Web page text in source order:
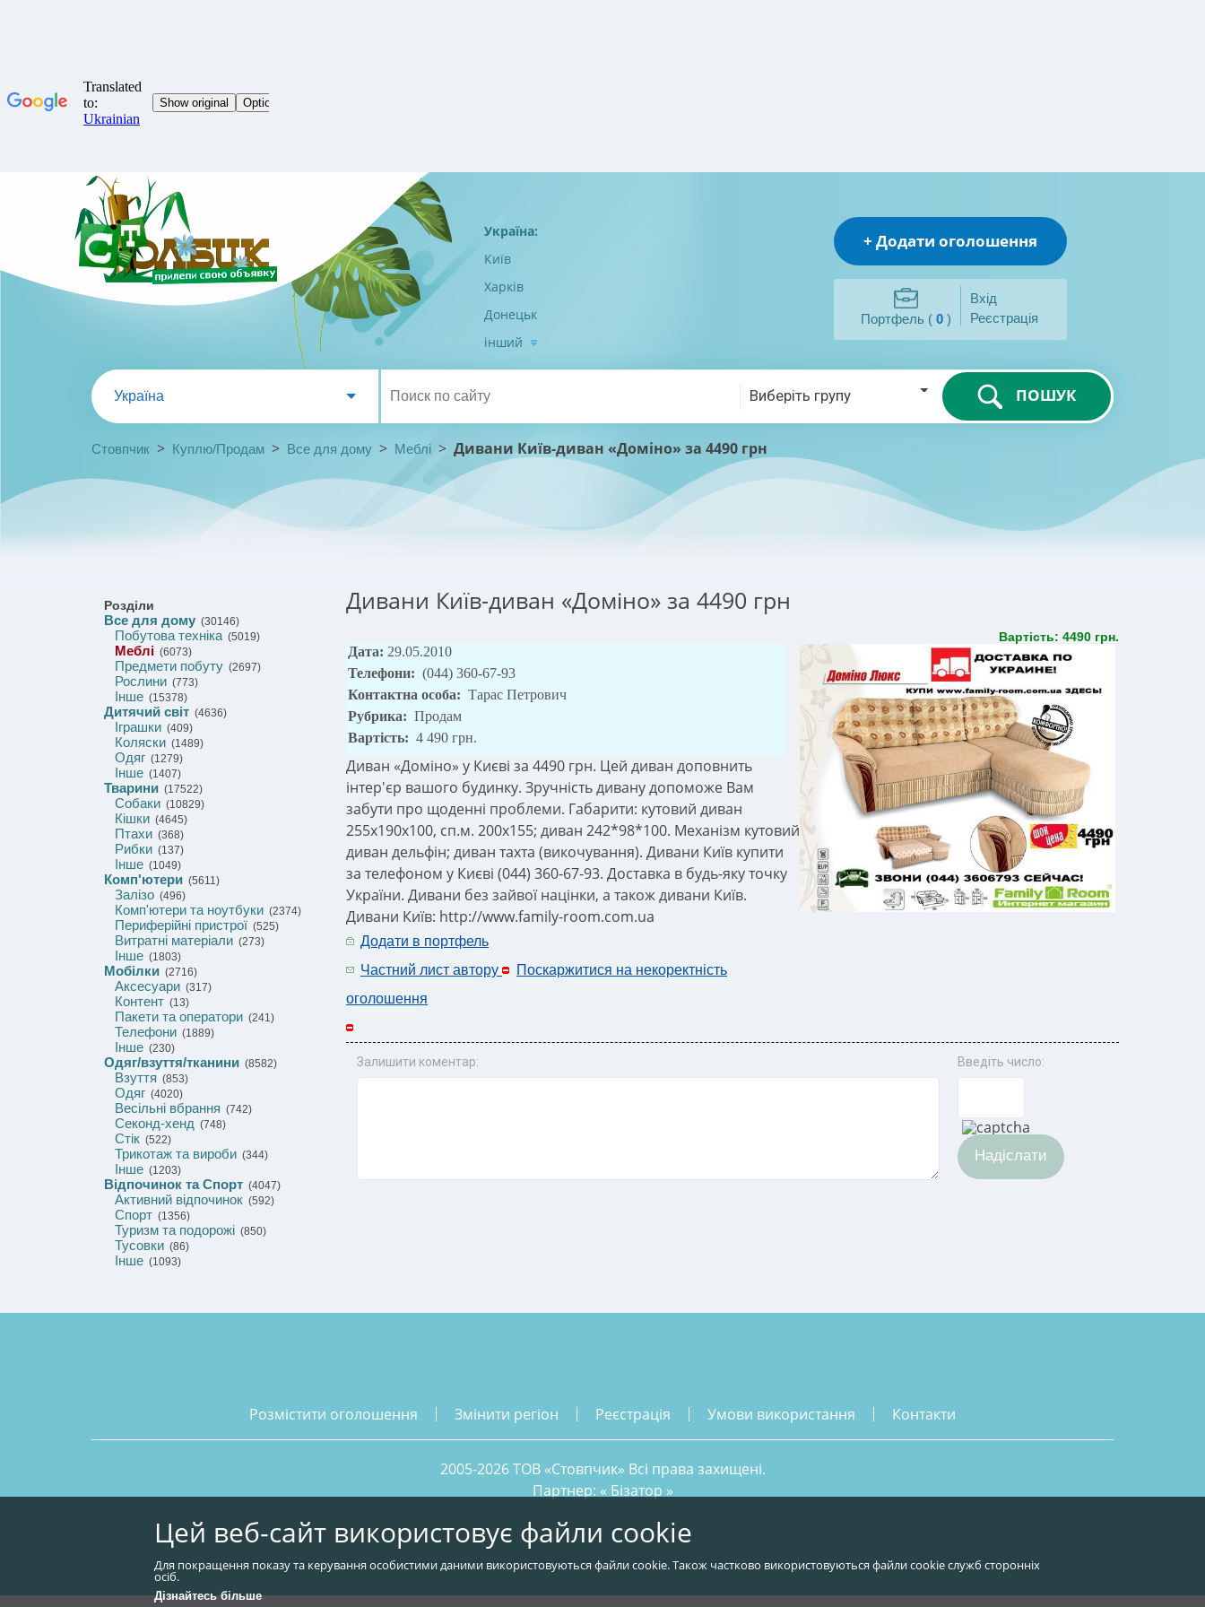
Україна:
Київ
Харків
Донецьк
інший
+ Додати оголошення
Портфель ( 0 )
Вхід
Реєстрація
Україна Виберіть групу ПОШУК
Стовпчик > Куплю/Продам > Все для дому > Меблі > Дивани Київ-диван «Доміно» за 4490 грн
Розділи
Все для дому (30146)
Побутова техніка(5019)
Меблі (6073)
Предмети побуту (2697)
Рослини (773)
Інше (15378)
Дитячий світ (4636)
Іграшки (409)
Коляски (1489)
Одяг (1279)
Інше (1407)
Тварини (17522)
Собаки (10829)
Кішки (4645)
Птахи (368)
Рибки (137)
Інше (1049)
Комп'ютери (5611)
Залізо (496)
Комп'ютери та ноутбуки (2374)
Периферійні пристрої (525)
Витратні матеріали (273)
Інше (1803)
Мобілки (2716)
Аксесуари (317)
Контент (13)
Пакети та оператори (241)
Телефони (1889)
Інше (230)
Одяг/взуття/тканини (8582)
Взуття (853)
Одяг (4020)
Весільні вбрання (742)
Секонд-хенд (748)
Стік (522)
Трикотаж та вироби (344)
Інше (1203)
Відпочинок та Спорт (4047)
Активний відпочинок (592)
Спорт (1356)
Туризм та подорожі (850)
Тусовки (86)
Інше (1093)
Дивани Київ-диван «Доміно» за 4490 грн
Вартість: 4490 грн.
Дата: 29.05.2010
Телефони: (044) 360-67-93
Контактна особа: Тарас Петрович
Рубрика: Продам
Вартість: 4 490 грн.
Диван «Доміно» у Києві за 4490 грн. Цей диван доповнить
інтер'єр вашого будинку. Зручність дивану допоможе Вам
забути про щоденні проблеми. Габарити: кутовий диван
255х190х100, сп.м. 200х155; диван 242*98*100. Механізм кутовий
диван дельфін; диван тахта (викочування). Дивани Київ купити
за телефоном у Києві (044) 360-67-93. Доставка в будь-яку точку
України. Дивани без зайвої націнки, а також дивани Київ.
Дивани Київ: http://www.family-room.com.ua
Додати в портфель
Частний лист автору
Поскаржитися на некоректність
оголошення
Залишити коментар: Введіть число:
Надіслати
розмістити оголошення змінити регіон реєстрація умови використання контакти
2005-2026 ТОВ «Стовпчик» Всі права захищені.
Партнер: « Бізатор »
Цей веб-сайт використовує файли cookie
Для покращення показу та керування особистими даними використовуються файли cookie. Також частково використовуються файли cookie служб сторонніх
осіб.
Дізнайтесь більше